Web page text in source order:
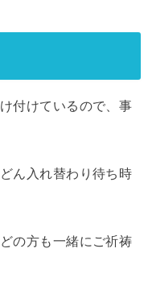
付けているので、事
ん入れ替わり待ち時
の方も一緒にご祈祷